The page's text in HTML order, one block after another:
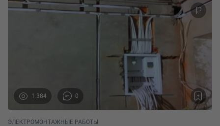
1 384 0
ЭЛЕКТРОМОНТАЖНЫЕ РАБОТЫ